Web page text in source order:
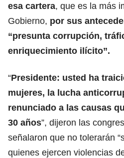
esa cartera, que es la más
Gobierno, por sus
“presunta corrupción,
enriquecimiento ilícito”.
“Presidente: usted ha
mujeres, la lucha
renunciado a las causas
30 años”, dijeron las
señalaron que no tolerarán
quienes ejercen violencias